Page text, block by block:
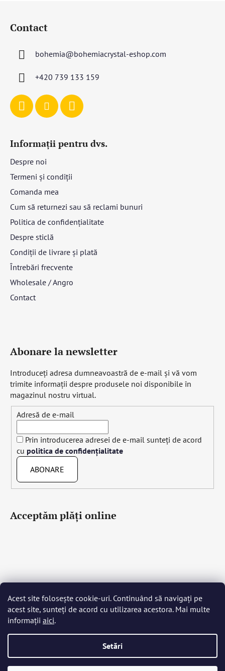
Acest site folosește cookie-uri. Continuând să navigați pe
acest site, sunteți de acord cu utilizarea acestora. Mai multe
informații aici.
Setări
Contact
bohemia@bohemiacrystal-eshop.com
+420 739 133 159
Informații pentru dvs.
Despre noi
Termeni și condiții
Comanda mea
Cum să returnezi sau să reclami bunuri
Politica de confidențialitate
Despre sticlă
Condiții de livrare și plată
Întrebări frecvente
Wholesale / Angro
Contact
Abonare la newsletter
Introduceţi adresa dumneavoastră de e-mail şi vă vom
trimite informaţii despre produsele noi disponibile în
magazinul nostru virtual.
Adresă de e-mail
Prin introducerea adresei de e-mail sunteți de acord
cu politica de confidențialitate
ABONARE
Acceptăm plăţi online
Čeština Slovenčina English Deutsch Magyar
Język polski
Română Italiano Español Français
Português
Nederlands Українська Ελληνικά Svenska Dansk